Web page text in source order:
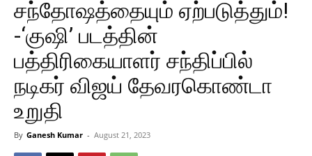
சந்தோஷத்தையும் ஏற்படுத்தும்!
-‘குஷி’ படத்தின்
பத்திரிகையாளர் சந்திப்பில்
நடிகர் விஜய் தேவரகொண்டா
உறுதி
By Ganesh Kumar - August 21, 2023